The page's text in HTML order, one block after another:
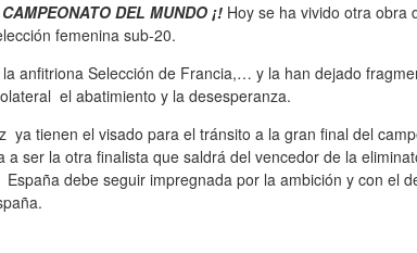
DEL MUNDO ¡! Hoy se ha vivido otra obra
femenina sub-20.
anfitriona Selección de Francia,… y la han dejado
el abatimiento y la desesperanza.
ya tienen el visado para el tránsito a la gran final del
a ser la otra finalista que saldrá del vencedor de la
debe seguir impregnada por la ambición y con el